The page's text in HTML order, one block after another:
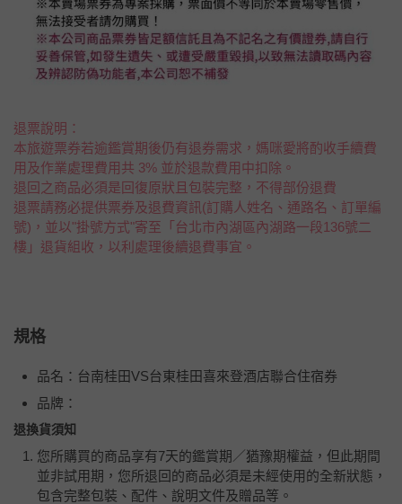
退票說明：
本旅遊票券若逾鑑賞期後仍有退券需求，媽咪愛將酌收手續費
用及作業處理費用共 3% 並於退款費用中扣除。
退回之商品必須是回復原狀且包裝完整，不得部份退費
退票請務必提供票券及退費資訊(訂購人姓名、通路名、訂單編
號)，並以"掛號方式"寄至「台北市內湖區內湖路一段136號二
樓」退貨組收，以利處理後續退費事宜。
規格
品名：台南桂田VS台東桂田喜來登酒店聯合住宿券
品牌：
退換貨須知
您所購買的商品享有7天的鑑賞期／猶豫期權益，但此期間
並非試用期，您所退回的商品必須是未經使用的全新狀態，
包含完整包裝、配件、說明文件及贈品等。